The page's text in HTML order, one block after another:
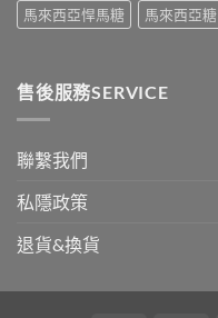
解〉
中
馬來西亞悍馬糖
馬來西亞糖
售後服務SERVICE
聯繫我們
私隱政策
退貨&換貨